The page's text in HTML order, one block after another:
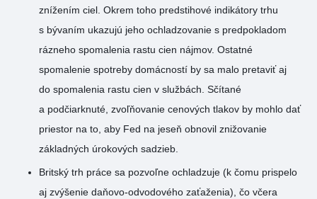
znížením ciel. Okrem toho predstihové indikátory trhu
s bývaním ukazujú jeho ochladzovanie s predpokladom
rázneho spomalenia rastu cien nájmov. Ostatné
spomalenie spotreby domácností by sa malo pretaviť aj
do spomalenia rastu cien v službách. Sčítané
a podčiarknuté, zvoľňovanie cenových tlakov by mohlo dať
priestor na to, aby Fed na jeseň obnovil znižovanie
základných úrokových sadzieb.
Britský trh práce sa pozvoľne ochladzuje (k čomu prispelo
aj zvýšenie daňovo-odvodového zaťaženia), čo včera